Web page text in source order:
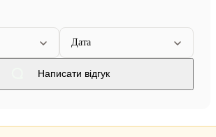
Дата
Написати відгук